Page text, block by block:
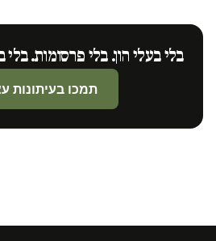
בלי בעלי הון. בלי פרסומות.
תמכו בעיתונות